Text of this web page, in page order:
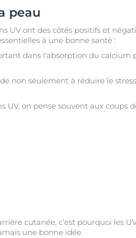
peau
UV ont des côtés positifs et
à une bonne santé :
dans l'absorption du calcium
non seulement à réduire le
UV, on pense souvent aux coups
cutanée, c’est pourquoi les
une bonne idée.